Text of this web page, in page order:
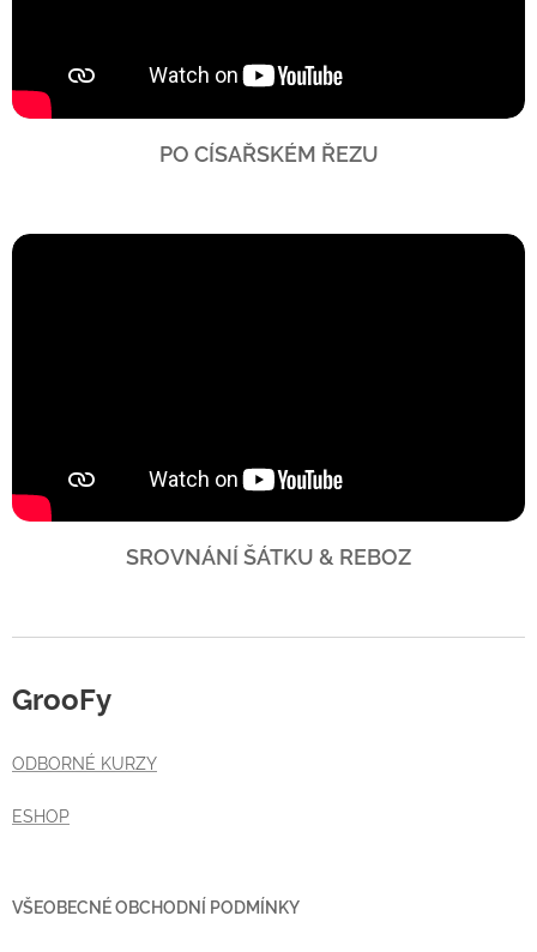
PO CÍSAŘSKÉM ŘEZU
SROVNÁNÍ ŠÁTKU & REBOZ
GrooFy
ODBORNÉ KURZY
ESHOP
VŠEOBECNÉ OBCHODNÍ PODMÍNKY